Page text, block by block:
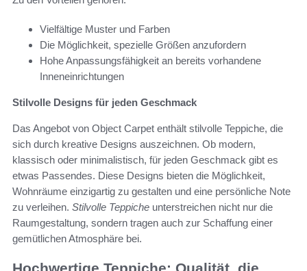
Vielfältige Muster und Farben
Die Möglichkeit, spezielle Größen anzufordern
Hohe Anpassungsfähigkeit an bereits vorhandene
Inneneinrichtungen
Stilvolle Designs für jeden Geschmack
Das Angebot von Object Carpet enthält stilvolle Teppiche, die
sich durch kreative Designs auszeichnen. Ob modern,
klassisch oder minimalistisch, für jeden Geschmack gibt es
etwas Passendes. Diese Designs bieten die Möglichkeit,
Wohnräume einzigartig zu gestalten und eine persönliche Note
zu verleihen. Stilvolle Teppiche unterstreichen nicht nur die
Raumgestaltung, sondern tragen auch zur Schaffung einer
gemütlichen Atmosphäre bei.